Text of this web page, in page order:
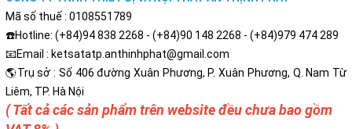
Mã số thuế : 0108551789
☎️Hotline: (+84)94 838 2268 - (+84)90 148 2268 - (+84)979 474 289
📧Email : ketsatatp.anthinhphat@gmail.com
🌎Trụ sở : Số 406 đường Xuân Phương, P. Xuân Phương, Q. Nam Từ
Liêm, TP. Hà Nội
( Tất cả các sản phẩm trên website đều chưa bao gồm